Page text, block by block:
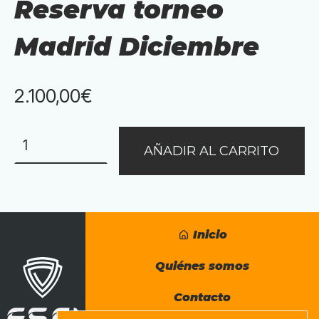
Reserva torneo
Madrid Diciembre
2.100,00€
torneo
Madrid
AÑADIR AL CARRITO
Inicio
Quiénes somos
Contacto